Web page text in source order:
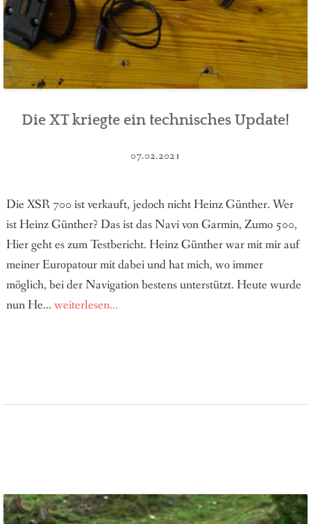
Die XT kriegte ein technisches Update!
07.02.2021
Die XSR 700 ist verkauft, jedoch nicht Heinz Günther. Wer
ist Heinz Günther? Das ist das Navi von Garmin, Zumo 500,
Hier geht es zum Testbericht. Heinz Günther war mit mir auf
meiner Europatour mit dabei und hat mich, wo immer
möglich, bei der Navigation bestens unterstützt. Heute wurde
nun He... weiterlesen...